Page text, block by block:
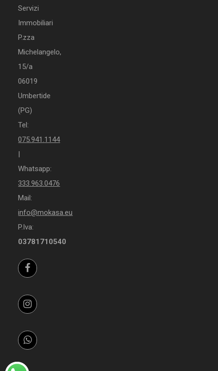
Servizi
Immobiliari
P.zza
Michelangelo,
15/a
06019
Umbertide
(PG)
Tel:
075.941.1144
|
Whatsapp:
333.963.0476
Mail:
info@mokasa.eu
P.Iva:
03781710540
Facebook
Instagram
Whatsapp